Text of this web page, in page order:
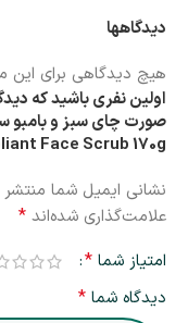
دیدگاهها
هیچ دیدگاهی برای
اولین نفری باشید که
Face Scrub 170g”
نشانی ایمیل شما
علامت‌گذاری شده‌اند *
امتیاز شما *
دیدگاه شما *